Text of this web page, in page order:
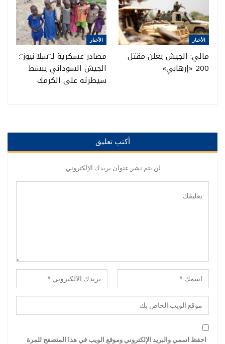
الأخبار
مالي: الجيش يعلن مقتل
200 «إرهابي»
الأخبار
مصادر عسكرية لـ”سلا نيوز”:
الجيش السوداني يبسط
سيطرته على الكرمك
أكتب تعليق
لن يتم نشر عنوان بريدك الإلكتروني.
احفظ اسمي والبريد الإلكتروني وموقع الويب في هذا المتصفح للمرة